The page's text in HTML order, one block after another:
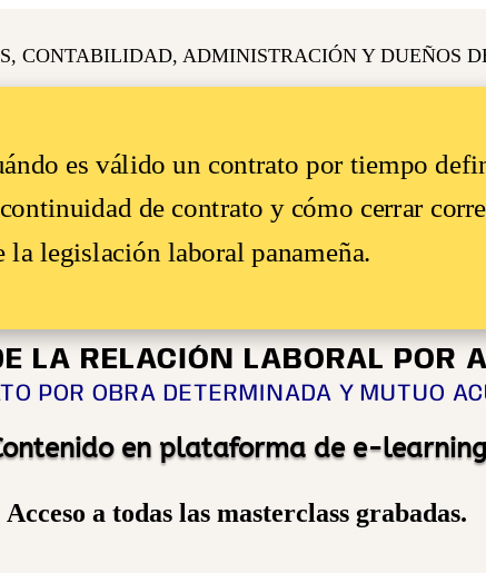
CONTABILIDAD, ADMINISTRACIÓN Y DUEÑOS
es válido un contrato por tiempo
de contrato y cómo cerrar
legislación laboral panameña.
LA RELACIÓN LABORAL POR
POR OBRA DETERMINADA Y MUTUO
en plataforma de e-learning
Acceso a todas las masterclass grabadas.